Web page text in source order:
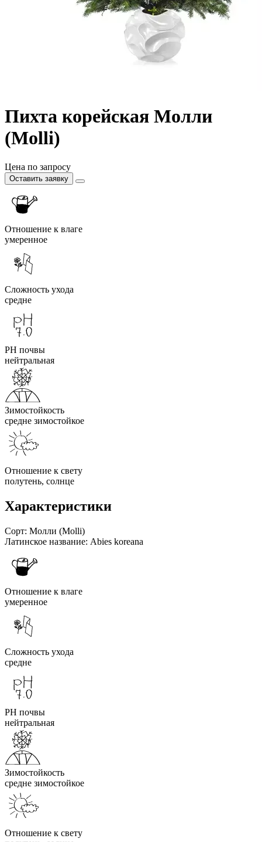
Пихта корейская Молли
(Molli)
Цена по запросу
Оставить заявку
Отношение к влаге
умеренное
Сложность ухода
средне
PH почвы
нейтральная
Зимостойкость
средне зимостойкое
Отношение к свету
полутень, солнце
Характеристики
Сорт: Молли (Molli)
Латинское название: Abies koreana
Отношение к влаге
умеренное
Сложность ухода
средне
PH почвы
нейтральная
Зимостойкость
средне зимостойкое
Отношение к свету